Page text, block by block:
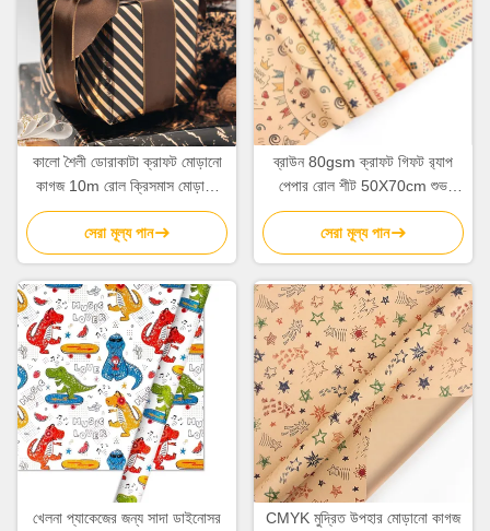
কালো শৈলী ডোরাকাটা ক্রাফট মোড়ানো
কাগজ 10m রোল ক্রিসমাস মোড়ানো
কাগজ OEM
সেরা মূল্য পান
ব্রাউন 80gsm ক্রাফট গিফট র‍্যাপ
পেপার রোল শীট 50X70cm শুভ
জন্মদিন প্যাটার্ন
সেরা মূল্য পান
খেলনা প্যাকেজের জন্য সাদা ডাইনোসর
CMYK মুদ্রিত উপহার মোড়ানো কাগজ